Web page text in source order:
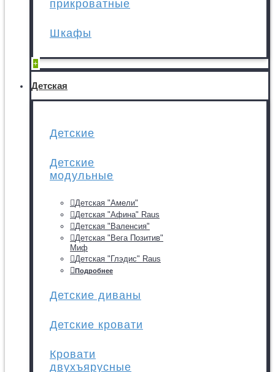
прикроватные
Шкафы
+
Детская
Детские
Детские
модульные
Детская "Амели"
Детская "Афина" Raus
Детская "Валенсия"
Детская "Вега Позитив"
Миф
Детская "Глэдис" Raus
Подробнее
Детские диваны
Детские кровати
Кровати
двухъярусные